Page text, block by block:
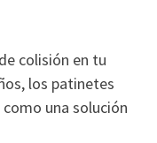
colisión en tu
los patinetes
una solución